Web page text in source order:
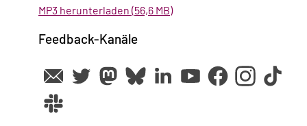
MP3 herunterladen (56,6 MB)
Feedback-Kanäle